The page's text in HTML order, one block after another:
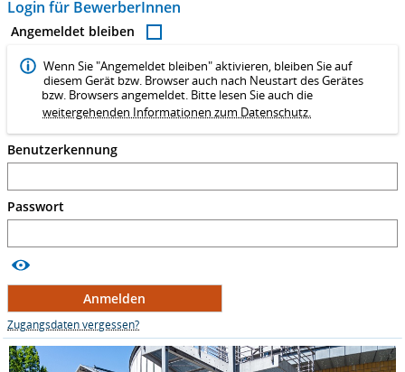
Login für BewerberInnen
Angemeldet bleiben
Wenn Sie "Angemeldet bleiben" aktivieren, bleiben Sie auf
diesem Gerät bzw. Browser auch nach Neustart des Gerätes
bzw. Browsers angemeldet. Bitte lesen Sie auch die
weitergehenden Informationen zum Datenschutz.
Benutzerkennung
Passwort
Anmelden
Zugangsdaten vergessen?